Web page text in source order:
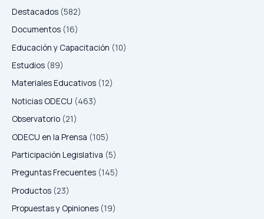
Destacados (582)
Documentos (16)
Educación y Capacitación (10)
Estudios (89)
Materiales Educativos (12)
Noticias ODECU (463)
Observatorio (21)
ODECU en la Prensa (105)
Participación Legislativa (5)
Preguntas Frecuentes (145)
Productos (23)
Propuestas y Opiniones (19)